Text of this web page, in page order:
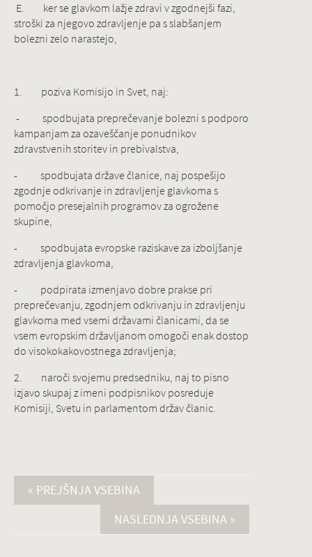
E. ker se glavkom lažje zdravi v zgodnejši fazi,
stroški za njegovo zdravljenje pa s slabšanjem
bolezni zelo narastejo,
1. poziva Komisijo in Svet, naj:
- spodbujata preprečevanje bolezni s podporo
kampanjam za ozaveščanje ponudnikov
zdravstvenih storitev in prebivalstva,
- spodbujata države članice, naj pospešijo
zgodnje odkrivanje in zdravljenje glavkoma s
pomočjo presejalnih programov za ogrožene
skupine,
- spodbujata evropske raziskave za izboljšanje
zdravljenja glavkoma,
- podpirata izmenjavo dobre prakse pri
preprečevanju, zgodnjem odkrivanju in zdravljenju
glavkoma med vsemi državami članicami, da se
vsem evropskim državljanom omogoči enak dostop
do visokokakovostnega zdravljenja;
2. naroči svojemu predsedniku, naj to pisno
izjavo skupaj z imeni podpisnikov posreduje
Komisiji, Svetu in parlamentom držav članic.
« PREJŠNJA VSEBINA
NASLEDNJA VSEBINA »